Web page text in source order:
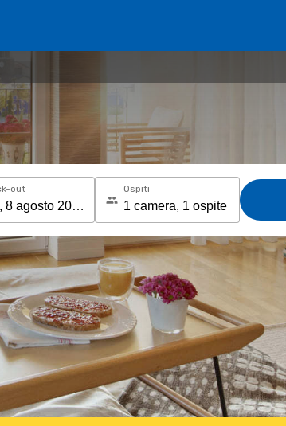
out Ospiti